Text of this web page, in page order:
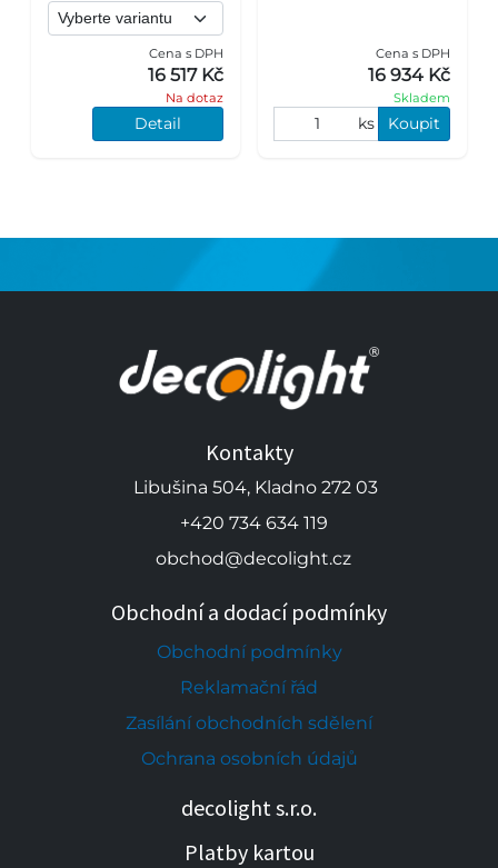
Cena s DPH
16 517 Kč
Na dotaz
Detail
Cena s DPH
16 934 Kč
Skladem
ks Koupit
Kontakty
Libušina 504, Kladno 272 03
+420 734 634 119
obchod@decolight.cz
Obchodní a dodací podmínky
Obchodní podmínky
Reklamační řád
Zasílání obchodních sdělení
Ochrana osobních údajů
decolight s.r.o.
Platby kartou